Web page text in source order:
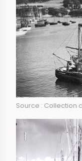
Source : Collection